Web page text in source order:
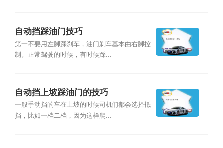
自动挡踩油门技巧
第一不要用左脚踩刹车，油门刹车基本由右脚控
制。正常驾驶的时候，有时候踩...
自动挡上坡踩油门的技巧
一般手动挡的车在上坡的时候司机们都会选择抵
挡，比如一档二档，因为这样爬...